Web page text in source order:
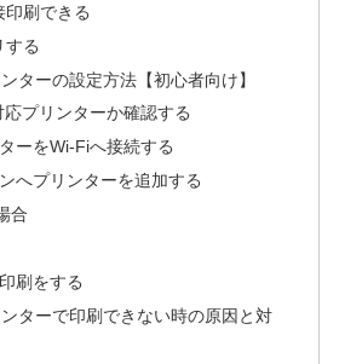
印刷できる
する
ターの設定方法【初心者向け】
プリンターか確認する
ーをWi-Fiへ接続する
へプリンターを追加する
合
刷をする
ターで印刷できない時の原因と対